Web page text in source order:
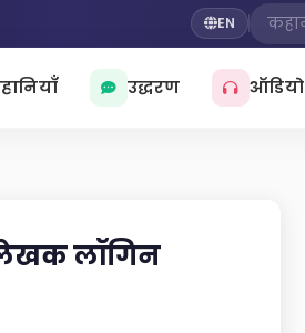
EN
उद्धरण ऑडियो
लॉगिन